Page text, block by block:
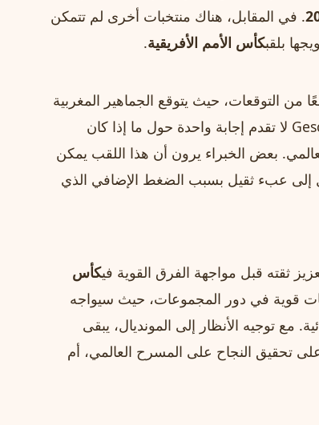
. في المقابل، هناك منتخبات أخرى لم تتمكن
بلقبكأس الأمم الأفريقية.
من التوقعات، حيث يتوقع الجماهير المغربية
. ومع ذلك، فإن Geschichte لا تقدم إجابة واحدة حول ما إذا كان
بعض الخبراء يرون أن هذا اللقب يمكن
إلى عبء ثقيل بسبب الضغط الإضافي الذي
ثقته قبل مواجهة الفرق القوية فيكأس
قوية في دور المجموعات، حيث سيواجه
مع توجيه الأنظار إلى المونديال، يبقى
تحقيق النجاح على المسرح العالمي، أم